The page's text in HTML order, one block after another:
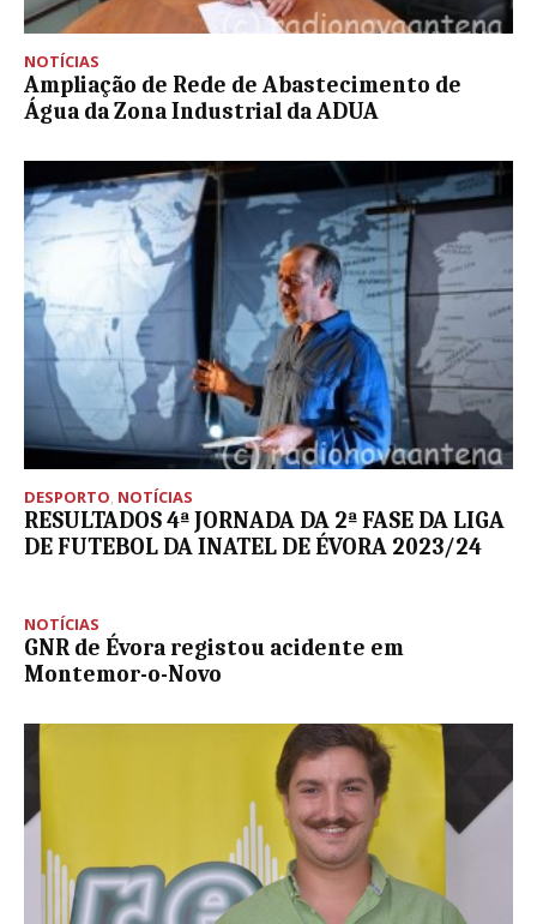
NOTÍCIAS
Ampliação de Rede de Abastecimento de
Água da Zona Industrial da ADUA
DESPORTO, NOTÍCIAS
RESULTADOS 4ª JORNADA DA 2ª FASE DA LIGA
DE FUTEBOL DA INATEL DE ÉVORA 2023/24
NOTÍCIAS
GNR de Évora registou acidente em
Montemor-o-Novo